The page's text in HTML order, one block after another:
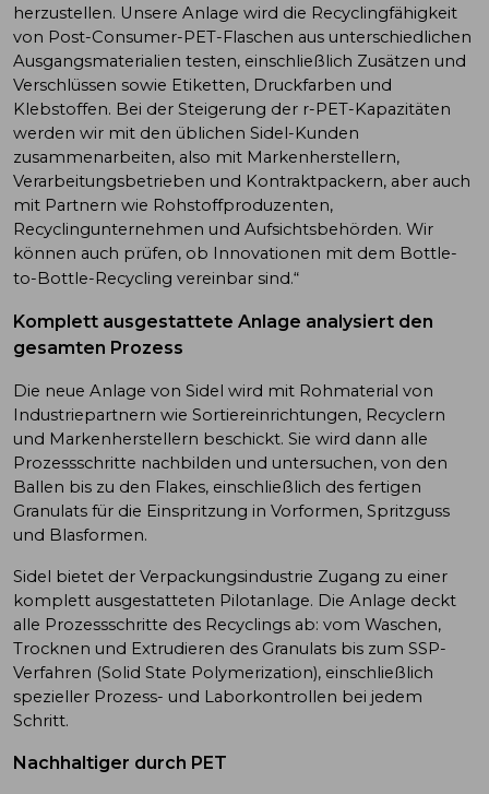
herzustellen. Unsere Anlage wird die Recyclingfähigkeit
von Post-Consumer-PET-Flaschen aus unterschiedlichen
Ausgangsmaterialien testen, einschließlich Zusätzen und
Verschlüssen sowie Etiketten, Druckfarben und
Klebstoffen. Bei der Steigerung der r-PET-Kapazitäten
werden wir mit den üblichen Sidel-Kunden
zusammenarbeiten, also mit Markenherstellern,
Verarbeitungsbetrieben und Kontraktpackern, aber auch
mit Partnern wie Rohstoffproduzenten,
Recyclingunternehmen und Aufsichtsbehörden. Wir
können auch prüfen, ob Innovationen mit dem Bottle-
to-Bottle-Recycling vereinbar sind.“
Komplett ausgestattete Anlage analysiert den
gesamten Prozess
Die neue Anlage von Sidel wird mit Rohmaterial von
Industriepartnern wie Sortiereinrichtungen, Recyclern
und Markenherstellern beschickt. Sie wird dann alle
Prozessschritte nachbilden und untersuchen, von den
Ballen bis zu den Flakes, einschließlich des fertigen
Granulats für die Einspritzung in Vorformen, Spritzguss
und Blasformen.
Sidel bietet der Verpackungsindustrie Zugang zu einer
komplett ausgestatteten Pilotanlage. Die Anlage deckt
alle Prozessschritte des Recyclings ab: vom Waschen,
Trocknen und Extrudieren des Granulats bis zum SSP-
Verfahren (Solid State Polymerization), einschließlich
spezieller Prozess- und Laborkontrollen bei jedem
Schritt.
Nachhaltiger durch PET